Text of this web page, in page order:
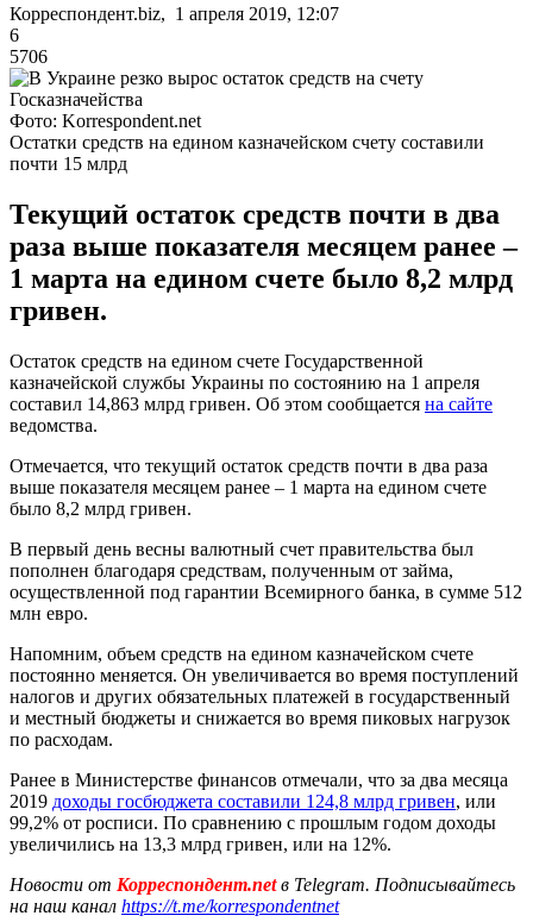
Корреспондент.biz, 1 апреля 2019, 12:07
6
5706
Фото: Korrespondent.net
Остатки средств на едином казначейском счету составили
почти 15 млрд
Текущий остаток средств почти в два
раза выше показателя месяцем ранее –
1 марта на едином счете было 8,2 млрд
гривен.
Остаток средств на едином счете Государственной
казначейской службы Украины по состоянию на 1 апреля
составил 14,863 млрд гривен. Об этом сообщается на сайте
ведомства.
Отмечается, что текущий остаток средств почти в два раза
выше показателя месяцем ранее – 1 марта на едином счете
было 8,2 млрд гривен.
В первый день весны валютный счет правительства был
пополнен благодаря средствам, полученным от займа,
осуществленной под гарантии Всемирного банка, в сумме 512
млн евро.
Напомним, объем средств на едином казначейском счете
постоянно меняется. Он увеличивается во время поступлений
налогов и других обязательных платежей в государственный
и местный бюджеты и снижается во время пиковых нагрузок
по расходам.
Ранее в Министерстве финансов отмечали, что за два месяца
2019 доходы госбюджета составили 124,8 млрд гривен, или
99,2% от росписи. По сравнению с прошлым годом доходы
увеличились на 13,3 млрд гривен, или на 12%.
Новости от Корреспондент.netв Telegram. Подписывайтесь
на наш канал https://t.me/korrespondentnet